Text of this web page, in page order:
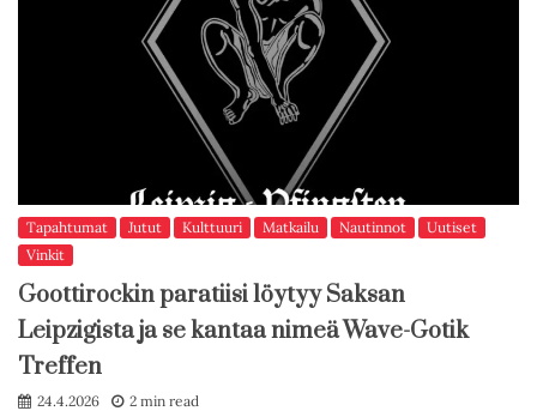
Tapahtumat Jutut Kulttuuri Matkailu Nautinnot
Uutiset
Vinkit
Goottirockin paratiisi löytyy Saksan
Leipzigista ja se kantaa nimeä Wave-Gotik
Treffen
24.4.2026 2 min read